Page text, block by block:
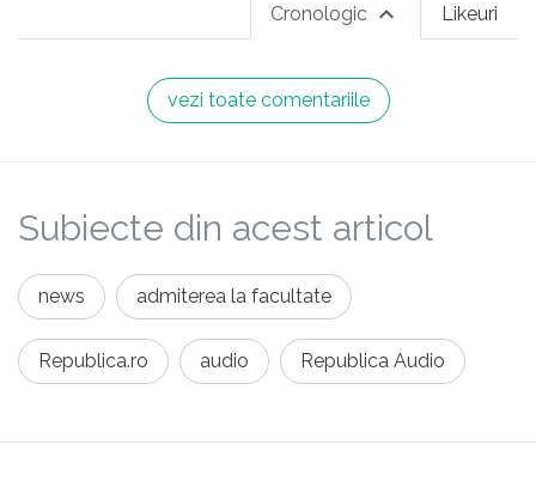
Likeuri
Cronologic
vezi toate comentariile
Subiecte din acest articol
news admiterea la facultate
Republica.ro audio Republica Audio